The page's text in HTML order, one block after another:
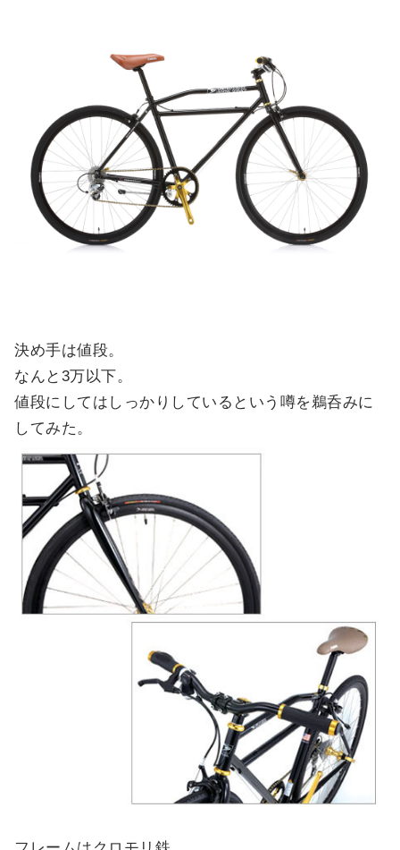
決め手は値段。
なんと3万以下。
値段にしてはしっかりしているという噂を鵜呑みに
してみた。